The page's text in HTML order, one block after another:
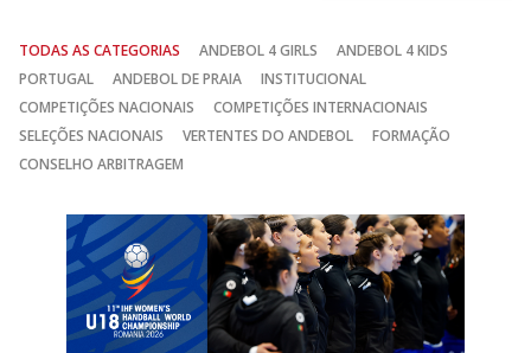
TODAS AS CATEGORIAS ANDEBOL 4 GIRLS
ANDEBOL 4 KIDS
PORTUGAL
ANDEBOL DE PRAIA
INSTITUCIONAL
COMPETIÇÕES NACIONAIS
COMPETIÇÕES INTERNACIONAIS
SELEÇÕES NACIONAIS
VERTENTES DO ANDEBOL
FORMAÇÃO
CONSELHO ARBITRAGEM
Anterior